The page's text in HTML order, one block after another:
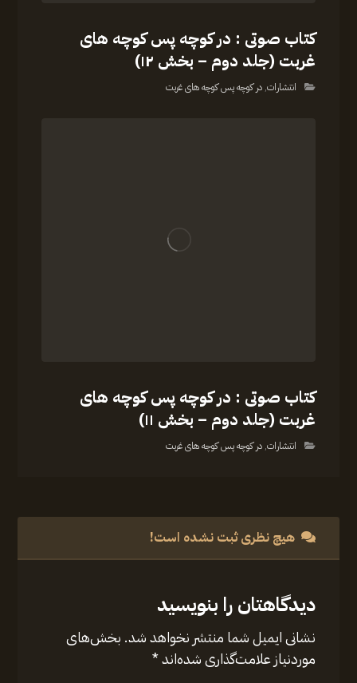
کتاب صوتی : در کوچه پس کوچه های
غربت (جلد دوم – بخش ۱۲)
انتشارات,در کوچه پس کوچه های غربت
کتاب صوتی : در کوچه پس کوچه های
غربت (جلد دوم – بخش ۱۱)
انتشارات,در کوچه پس کوچه های غربت
هیچ نظری ثبت نشده است!
دیدگاهتان را بنویسید
نشانی ایمیل شما منتشر نخواهد شد. بخش‌های
موردنیاز علامت‌گذاری شده‌اند*